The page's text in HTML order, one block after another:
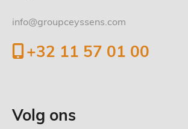
info@groupceyssens.com
+32 11 57 01 00
Volg ons